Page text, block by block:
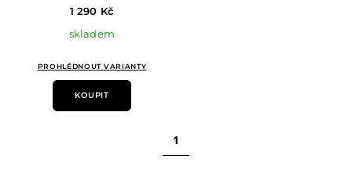
1 290 Kč
skladem
PROHLÉDNOUT VARIANTY
KOUPIT
1